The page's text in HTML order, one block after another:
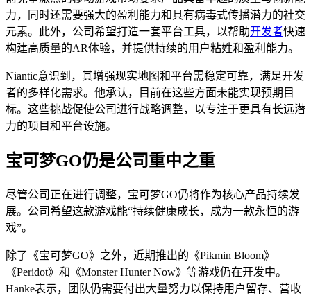
力，同时还需要强大的盈利能力和具有病毒式传播潜力的社交
元素。此外，公司希望打造一套平台工具，以帮助开发者快速
构建高质量的AR体验，并提供持续的用户粘姓和盈利能力。
Niantic意识到，其增强现实地图和平台需稳定可靠，满足开发
者的多样化需求。他承认，目前在这些方面未能实现预期目
标。这些挑战促使公司进行战略调整，以专注于更具有长远潜
力的项目和平台设施。
宝可梦GO仍是公司重中之重
尽管公司正在进行调整，宝可梦GO仍将作为核心产品持续发
展。公司希望这款游戏能“持续健康成长，成为一款永恒的游
戏”。
除了《宝可梦GO》之外，近期推出的《Pikmin Bloom》
《Peridot》和《Monster Hunter Now》等游戏仍在开发中。
Hanke表示，团队仍需要付出大量努力以保持用户留存、营收